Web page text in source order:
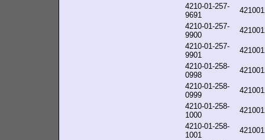
4210-01-257-
9691
4210-01-257-
9900
4210-01-257-
9901
4210-01-258-
0998
4210-01-258-
0999
4210-01-258-
1000
4210-01-258-
1001